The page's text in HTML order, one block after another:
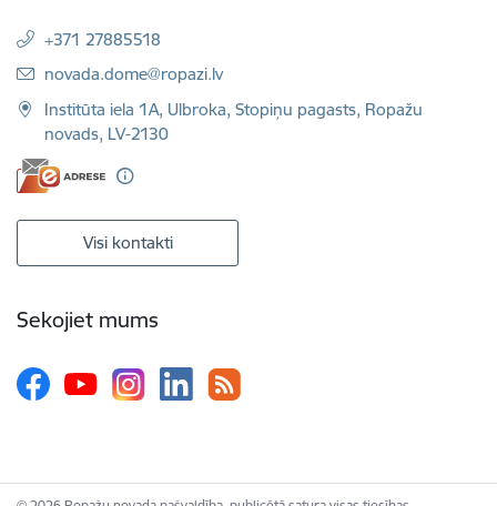
+371 27885518
E-pasts:
novada.dome@ropazi.lv
Institūta iela 1A, Ulbroka, Stopiņu pagasts, Ropažu
novads, LV-2130
Visi kontakti
Sekojiet mums